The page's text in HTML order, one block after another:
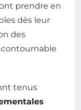
prendre en
dès leur
des
tenus